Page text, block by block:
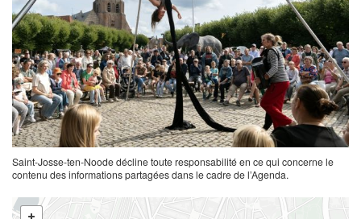
Saint-Josse-ten-Noode décline toute responsabilité en ce qui concerne le
contenu des informations partagées dans le cadre de l’Agenda.